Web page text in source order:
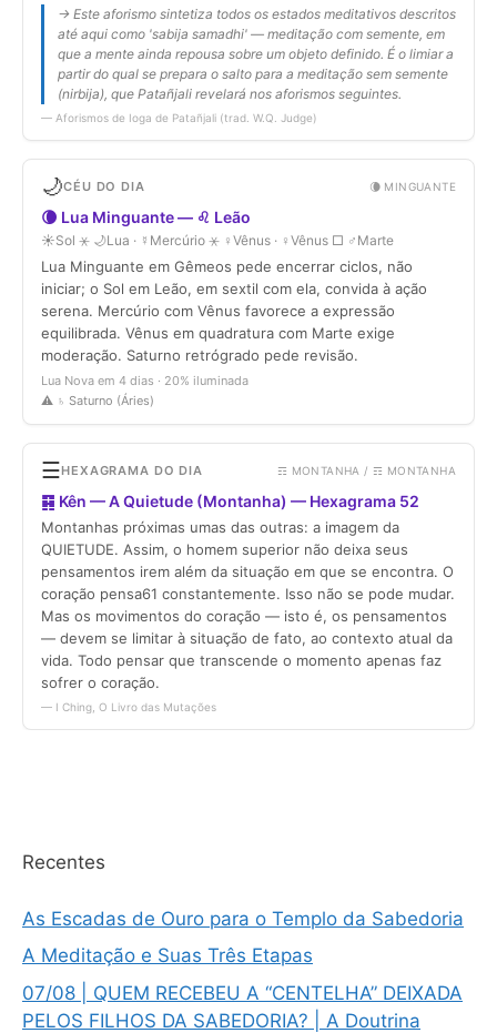
Recentes
As Escadas de Ouro para o Templo da Sabedoria
A Meditação e Suas Três Etapas
07/08 | QUEM RECEBEU A “CENTELHA” DEIXADA
PELOS FILHOS DA SABEDORIA? | A Doutrina